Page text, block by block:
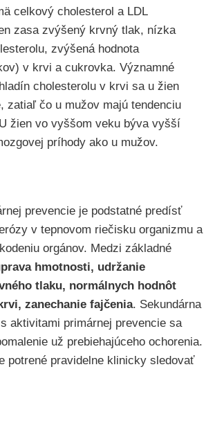
celkový cholesterol a LDL
zasa zvýšený krvný tlak, nízka
zvýšená hodnota
v krvi a cukrovka. Významné
cholesterolu v krvi sa u žien
zatiaľ čo u mužov majú tendenciu
žien vo vyššom veku býva vyšší
príhody ako u mužov.
prevencie je podstatné predísť
v tepnovom riečisku organizmu a
orgánov. Medzi základné
hmotnosti, udržanie
tlaku, normálnych hodnôt
zanechanie fajčenia. Sekundárna
aktivitami primárnej prevencie sa
už prebiehajúceho ochorenia.
potrené pravidelne klinicky sledovať